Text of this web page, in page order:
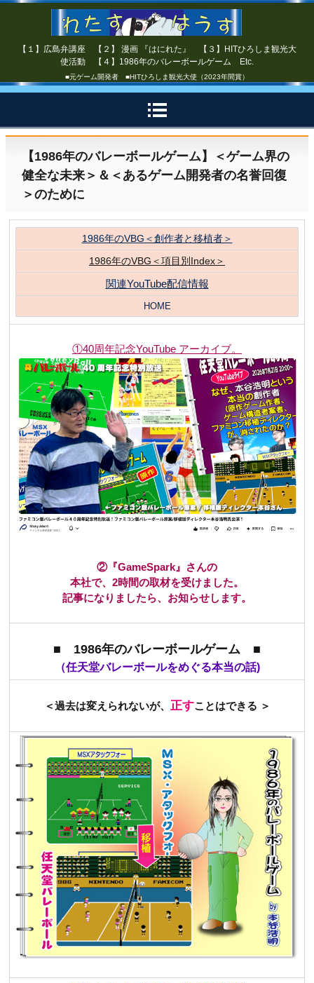
【１】広島弁講座 【２】 漫画 『はにれた』 【３】HITひろしま観光大
使活動 【４】1986年のバレーボールゲーム Etc.
■元ゲーム開発者 ■HITひろしま観光大使（2023年間賞）
【1986年のバレーボールゲーム】＜ゲーム界の
健全な未来＞＆＜あるゲーム開発者の名誉回復
＞のために
1986年のVBG＜創作者と移植者＞
1986年のVBG＜項目別Index＞
関連YouTube配信情報
HOME
①40周年記念YouTube アーカイブ。
②『GameSpark』さんの
本社で、2時間の取材を受けました。
記事になりましたら、お知らせします。
■ 1986年のバレーボールゲーム ■
（任天堂バレーボールをめぐる本当の話)
＜過去は変えられないが、 正すことはできる ＞